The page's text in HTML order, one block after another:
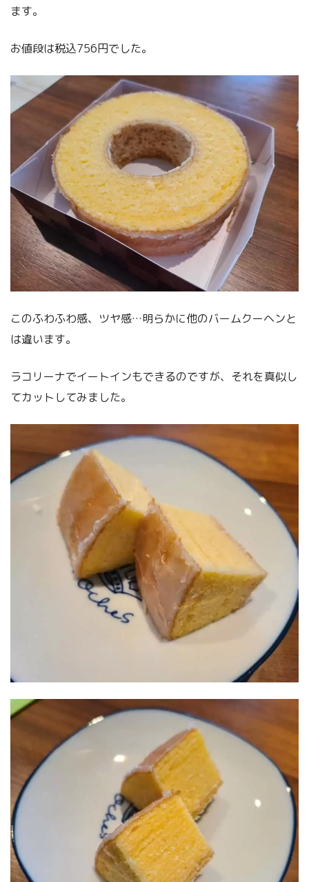
ます。
お値段は税込756円でした。
このふわふわ感、ツヤ感…明らかに他のバームクーヘンと
は違います。
ラコリーナでイートインもできるのですが、それを真似し
てカットしてみました。